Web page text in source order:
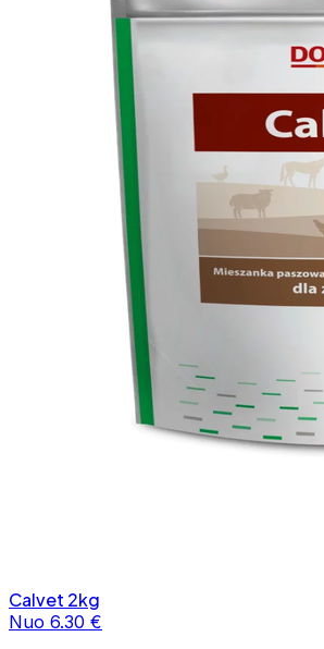
Calvet 2kg
Nuo 6.30 €